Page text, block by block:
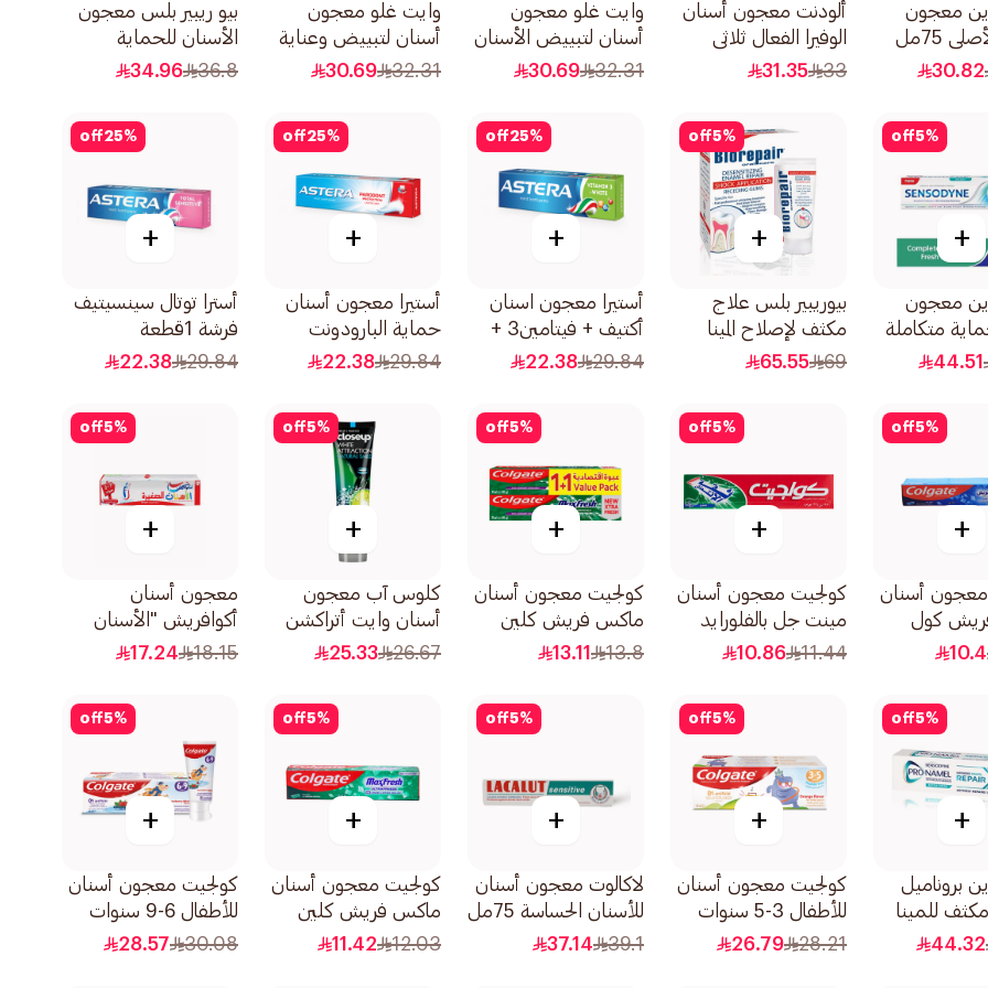
معجون
75مل
30.82
ألودنت معجون أسنان
الوفيرا الفعال ثلاثي
التأثير لتنظيف وحماية
33
31.35
وايت غلو معجون
أسنان لتبييض الأسنان
الاحترافي الفائق مع
32.31
30.69
وايت غلو معجون
أسنان لتبييض وعناية
الأسنان الحساسة مع
32.31
30.69
بيو ريبير بلس معجون
الأسنان للحماية
الكاملة 75مل
36.8
34.96
5%
off
+
معجون
متكاملة
75مل
44.51
5%
off
+
بيوريبير بلس علاج
مكثف لإصلاح المينا
50مل
69
65.55
25%
off
+
أستيرا معجون اسنان
أكتيف + فيتامين3 +
تبييض 110جرام
29.84
22.38
25%
off
+
أستيرا معجون أسنان
حماية البارودونت
110جرام
29.84
22.38
25%
off
+
أسترا توتال سينسيتيف
فرشة 1قطعة
29.84
22.38
5%
off
+
أسنان
كول
10.4
5%
off
+
كولجيت معجون أسنان
مينت جل بالفلورايد
125مل
11.44
10.86
5%
off
+
كولجيت معجون أسنان
ماكس فريش كلين
مينت 2×75مل (51a3)
13.8
13.11
5%
off
+
كلوس آب معجون
أسنان وايت أتراكشن
بالليمون وملح البحر
26.67
25.33
5%
off
+
معجون أسنان
أكوافريش "الأسنان
اللبنية" 50مل
18.15
17.24
5%
off
+
بروناميل
للمينا
44.32
5%
off
+
كولجيت معجون أسنان
للأطفال 3-5 سنوات
مع مستوى الفلورايد
28.21
26.79
5%
off
+
لاكالوت معجون أسنان
للأسنان الحساسة 75مل
39.1
37.14
5%
off
+
كولجيت معجون أسنان
ماكس فريش كلين
مينت 125مل
12.03
11.42
5%
off
+
كولجيت معجون أسنان
للأطفال 6-9 سنوات
بنكهة النعناع الخفيف
30.08
28.57